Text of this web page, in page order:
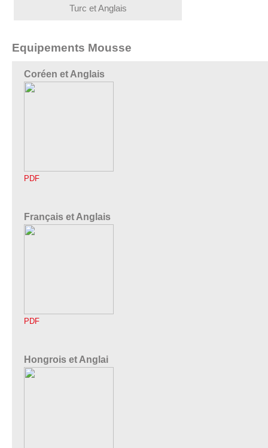
Turc et Anglais
Equipements Mousse
Coréen et Anglais
PDF
Français et Anglais
PDF
Hongrois et Anglai